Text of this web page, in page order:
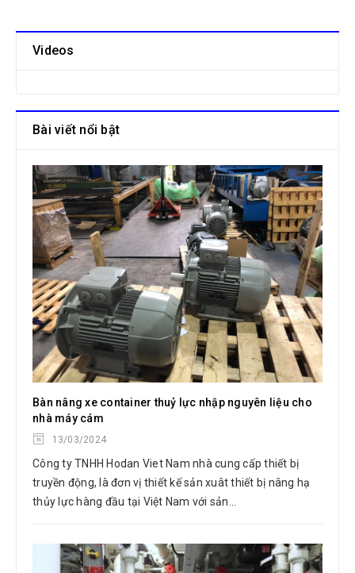
Videos
Bài viết nổi bật
Bàn nâng xe container thuỷ lực nhập nguyên liệu cho
nhà máy cám
13/03/2024
Công ty TNHH Hodan Viet Nam nhà cung cấp thiết bị
truyền động, là đơn vị thiết kế sản xuât thiết bị nâng hạ
thủy lực hàng đầu tại Việt Nam với sản...